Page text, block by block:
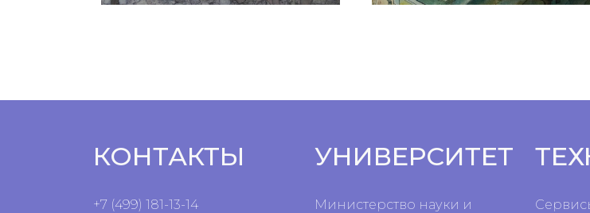
КОНТАКТЫ
+7 (499) 181-13-14
УНИВЕРСИТЕТ
Министерство науки и